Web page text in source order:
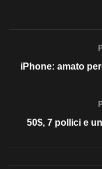
iPhone: amato
50$, 7 pollici e